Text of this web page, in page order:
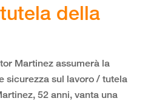
della
Martinez assumerà la
sicurezza sul lavoro / tutela
52 anni, vanta una